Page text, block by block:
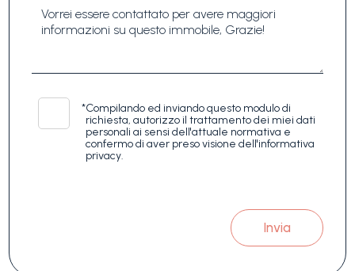
*Compilando ed inviando questo modulo di
richiesta, autorizzo il trattamento dei miei dati
personali ai sensi dell'attuale normativa e
confermo di aver preso visione dell'informativa
privacy.
Invia